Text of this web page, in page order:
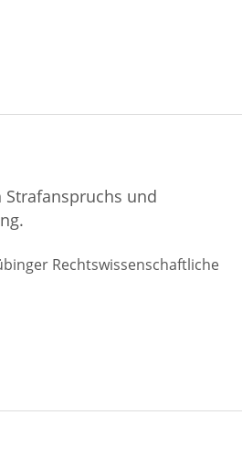
Strafanspruchs und
Rechtswissenschaftliche